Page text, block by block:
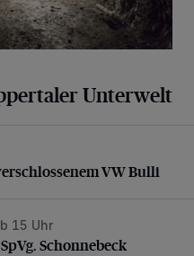
Unterwelt
VW Bulli
VW Bulli
Schonnebeck
15 Uhr
Schonnebeck